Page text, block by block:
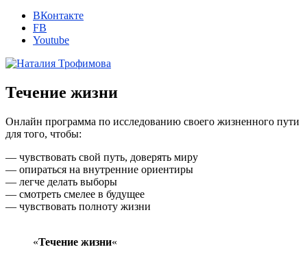
ВКонтакте
FB
Youtube
Течение жизни
Онлайн программа по исследованию своего жизненного пути
для того, чтобы:
— чувствовать свой путь, доверять миру
— опираться на внутренние ориентиры
— легче делать выборы
— смотреть смелее в будущее
— чувствовать полноту жизни
«Течение жизни«